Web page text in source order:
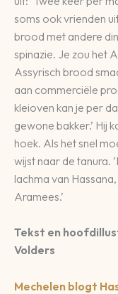
soms ook vrienden
brood met andere
spinazie. Je zou het
Assyrisch brood
aan commerciële
kleioven kan je per
gewone bakker.’ Hij
hoek. Als het snel
wijst naar de tanura.
lachma van
Aramees.’
Tekst en
Volders
Mechelen blogt